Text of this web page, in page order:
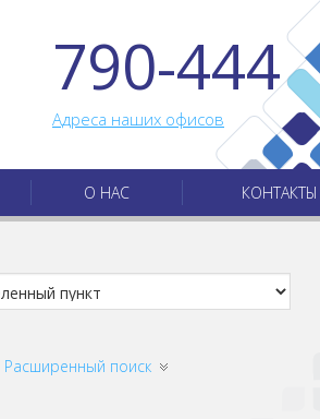
790-444
Адреса наших офисов
О НАС КОНТАКТЫ
Расширенный поиск